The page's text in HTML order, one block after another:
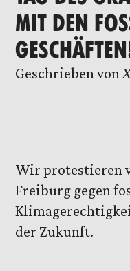
MIT DEN
Geschrieben von
Wir protestieren
Freiburg gegen
der Zukunft.